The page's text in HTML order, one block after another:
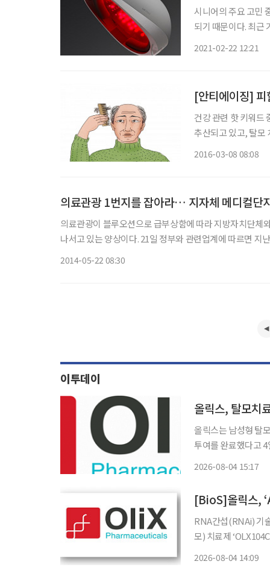
시니어의 주요 고민
되기 때문이다. 최근 가정용 탈모 치료기가 주목받고 있다. 가장 눈에 띄는 상품은 LG전자에
2021-02-22 12:21
[안티에이징] 피
건강 관련 핫 키워드
추산되고 있고, 탈모
2016-03-08 08:08
의료관광 1번지를 잡아라… 지자체 메디컬단
의료관광이 블루오션으로 급부상함에 따라 지방자치단체
나서고 있는 양상이다. 21일 정부와 관련업계에 따르면 지난해 우리나라를 찾은 의료관광객이 21만명을 넘어선 가운데 지자체들이
2014-05-22 08:30
이투데이
올릭스, 탈모치
올릭스는 남성형 탈
투여를 완료했다고 4일 밝혔다. 올릭스는 지난해 12월 19일
2026-08-04 15:17
[BioS]올릭스,
RNA간섭(RNAi) 기
모) 치료제
2026-08-04 14:09